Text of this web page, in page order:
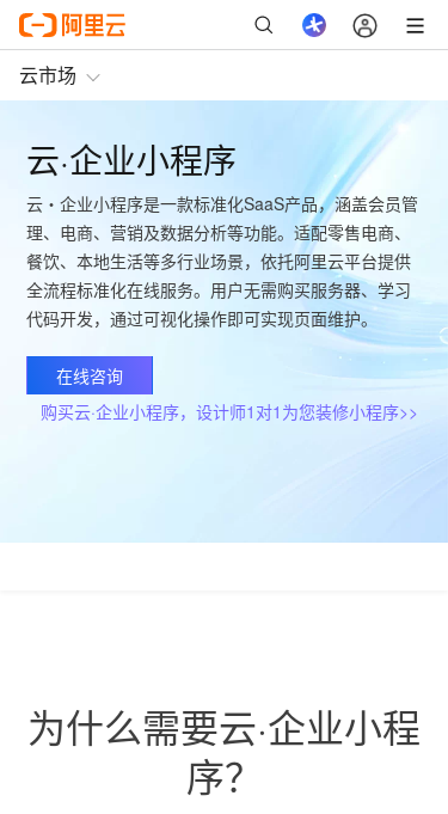
云市场
云·企业小程序
云・企业小程序是一款标准化SaaS产品，涵盖会员管
理、电商、营销及数据分析等功能。适配零售电商、
餐饮、本地生活等多行业场景，依托阿里云平台提供
全流程标准化在线服务。用户无需购买服务器、学习
代码开发，通过可视化操作即可实现页面维护。
在线咨询
购买云·企业小程序，设计师1对1为您装修小程序>>
为什么需要云·企业小程
序？